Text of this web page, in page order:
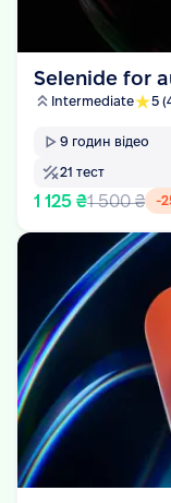
Selenide for
Intermediate 5
9 годин відео
21 тест
1 125 ₴1 500 ₴ -